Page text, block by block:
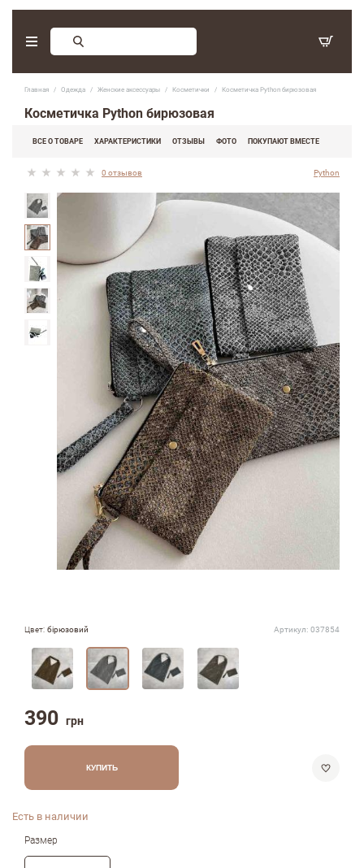
Главная Одежда Женские аксессуары Косметички Косметичка Python бирюзовая
Косметичка Python бирюзовая
ВСЕ О ТОВАРЕ ХАРАКТЕРИСТИКИ ОТЗЫВЫ ФОТО ПОКУПАЮТ ВМЕСТЕ
0 отзывов Python
Цвет: бірюзовий Артикул: 037854
390 грн
КУПИТЬ
Есть в наличии
Размер
Заказ обратного звонка
(097) 416-90-33 ,
(066) 339-07-15